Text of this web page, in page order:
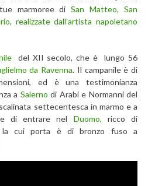
marmoree diSan Matteo, San
realizzate dall’artista napoletano
del XII secolo, che è lungo 56
da Ravenna. Il campanile è di
ed è una testimonianza
a Salerno di Arabi e Normanni del
settecentesca in marmo e a
di entrare nel Duomo, ricco di
la cui porta è di bronzo fuso a